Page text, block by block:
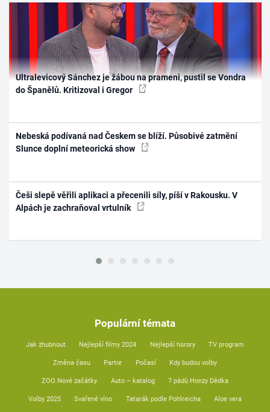
Ultralevicový Sánchez je žábou na prameni, pustil se Vondra
do Španělů. Kritizoval i Gregor
Nebeská podívaná nad Českem se blíží. Působivé zatmění
Slunce doplní meteorická show
Češi slepě věřili aplikaci a přecenili síly, píší v Rakousku. V
Alpách je zachraňoval vrtulník
Populární témata
Jak zhubnout Nejlepší filmy 2024 Nejlepší horory TV program
Změna času Partie Počasí Kdy budou volby
ZOO Nové začátky Auto – katalog 7 pádů Honzy Dědka
Volby 2025 Svařené víno Tatarák podle Pohlreicha Aloe vera